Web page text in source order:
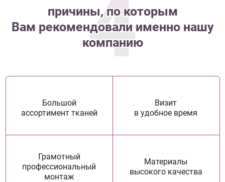
4
причины, по которым
Вам рекомендовали именно нашу
компанию
Большой
ассортимент тканей
Визит
в удобное время
Грамотный
профессиональный
монтаж
Материалы
высокого качества